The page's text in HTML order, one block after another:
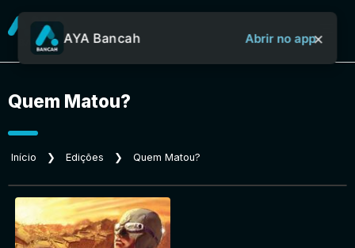
AYA Bancah Abrir no app×
Quem Matou?
Início ❯ Edições ❯ Quem Matou?